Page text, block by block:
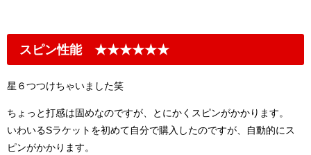
スピン性能 ★★★★★★
星６つつけちゃいました笑
ちょっと打感は固めなのですが、とにかくスピンがかかります。
いわいるSラケットを初めて自分で購入したのですが、自動的にス
ピンがかかります。